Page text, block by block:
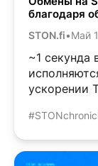
благодаря
STON.fi•Май
~1 секунда
ускорении